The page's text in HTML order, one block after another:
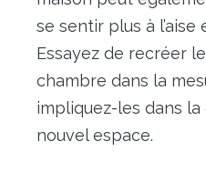
se sentir plus à l’aise
Essayez de recréer
chambre dans la
impliquez-les dans
nouvel espace.